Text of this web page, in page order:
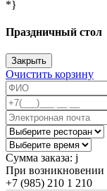
*}
Праздничный стол
Закрыть
Очистить корзину
Сумма заказа: j
При возникновении
+7 (985) 210 1 210